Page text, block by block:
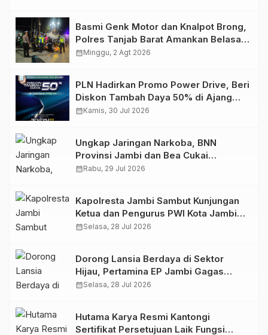
Basmi Genk Motor dan Knalpot Brong,
Polres Tanjab Barat Amankan Belasan
Kendaraan
calendar_monthMinggu, 2 Agt 2026
PLN Hadirkan Promo Power Drive, Beri
Diskon Tambah Daya 50% di Ajang
GIIAS 2026
calendar_monthKamis, 30 Jul 2026
Ungkap Jaringan Narkoba, BNN
Provinsi Jambi dan Bea Cukai
Amankan Sembilan Pelaku beserta
calendar_monthRabu, 29 Jul 2026
Kapolresta Jambi Sambut Kunjungan
Ketua dan Pengurus PWI Kota Jambi
Perkuat Sinergi dan Kolaborasi
calendar_monthSelasa, 28 Jul 2026
Dorong Lansia Berdaya di Sektor
Hijau, Pertamina EP Jambi Gagas
Lansiapreneur Batik Eco-Print
calendar_monthSelasa, 28 Jul 2026
Hutama Karya Resmi Kantongi
Sertifikat Persetujuan Laik Fungsi